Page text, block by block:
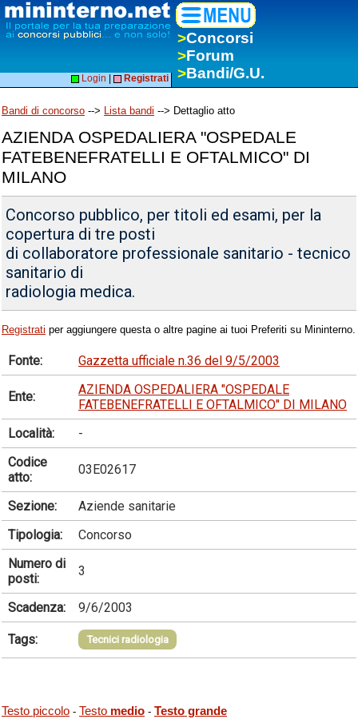
>Concorsi
>Forum
>Bandi/G.U.
Login Registrati
Bandi di concorso --> Lista bandi --> Dettaglio atto
AZIENDA OSPEDALIERA "OSPEDALE
FATEBENEFRATELLI E OFTALMICO" DI
MILANO
Concorso pubblico, per titoli ed esami, per la
copertura di tre posti
di collaboratore professionale sanitario - tecnico
sanitario di
radiologia medica.
Registrati per aggiungere questa o altre pagine ai tuoi Preferiti su Mininterno.
Fonte: Gazzetta ufficiale n.36 del 9/5/2003
Ente:
AZIENDA OSPEDALIERA "OSPEDALE
FATEBENEFRATELLI E OFTALMICO" DI MILANO
Località:
-
Codice
atto:
03E02617
Sezione:
Aziende sanitarie
Tipologia:
Concorso
Numero di
posti:
3
Scadenza: 9/6/2003
Tags: Tecnici radiologia
Testo piccolo - Testo medio - Testo grande